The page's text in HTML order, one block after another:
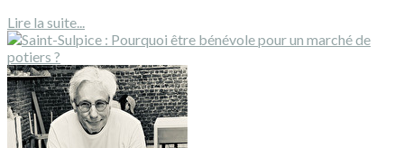
Lire la suite...